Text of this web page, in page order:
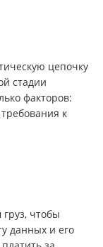
цепочку
стадии
факторов:
к
чтобы
данных и его